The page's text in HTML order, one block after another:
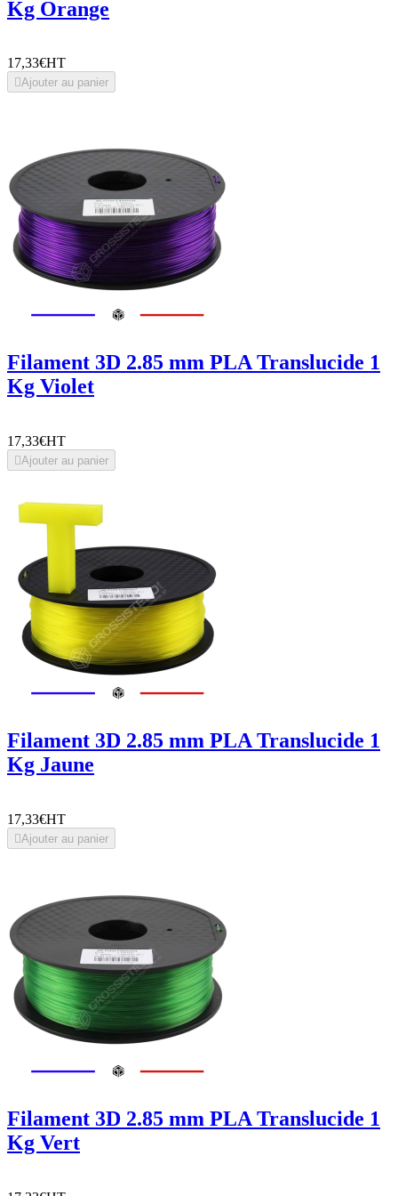
Kg Orange
17,33€HT
Ajouter au panier
Filament 3D 2.85 mm PLA Translucide 1
Kg Violet
17,33€HT
Ajouter au panier
Filament 3D 2.85 mm PLA Translucide 1
Kg Jaune
17,33€HT
Ajouter au panier
Filament 3D 2.85 mm PLA Translucide 1
Kg Vert